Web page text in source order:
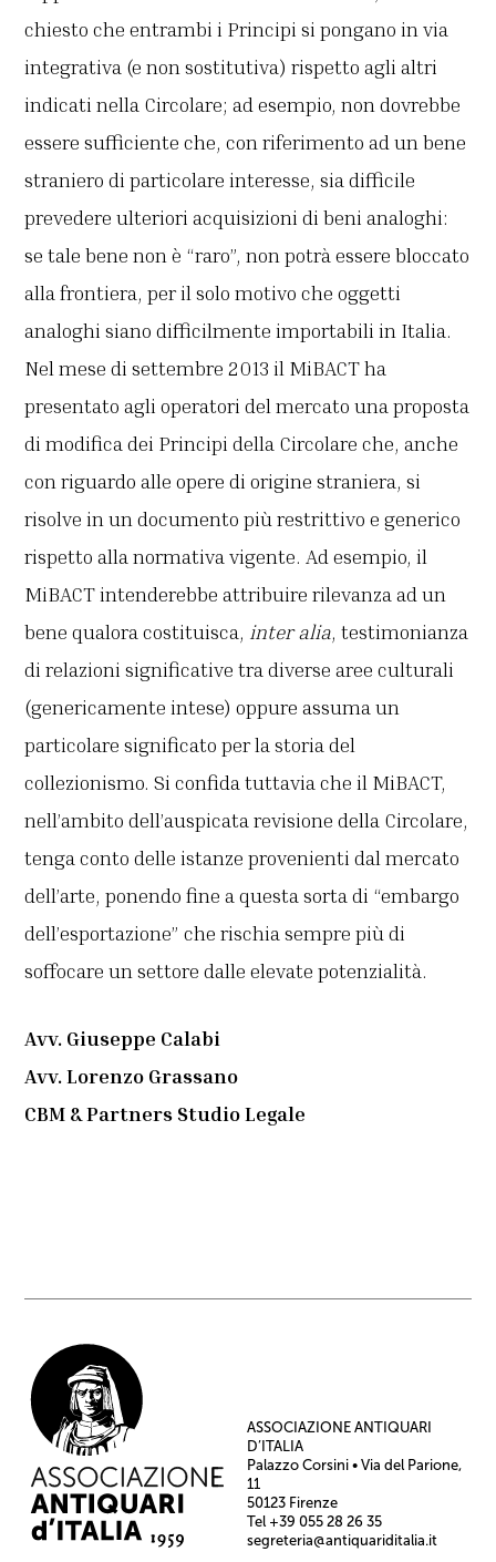
chiesto che entrambi i Principi si pongano in via
integrativa (e non sostitutiva) rispetto agli altri
indicati nella Circolare; ad esempio, non dovrebbe
essere sufficiente che, con riferimento ad un bene
straniero di particolare interesse, sia difficile
prevedere ulteriori acquisizioni di beni analoghi:
se tale bene non è “raro”, non potrà essere bloccato
alla frontiera, per il solo motivo che oggetti
analoghi siano difficilmente importabili in Italia.
Nel mese di settembre 2013 il MiBACT ha
presentato agli operatori del mercato una proposta
di modifica dei Principi della Circolare che, anche
con riguardo alle opere di origine straniera, si
risolve in un documento più restrittivo e generico
rispetto alla normativa vigente. Ad esempio, il
MiBACT intenderebbe attribuire rilevanza ad un
bene qualora costituisca, inter alia, testimonianza
di relazioni significative tra diverse aree culturali
(genericamente intese) oppure assuma un
particolare significato per la storia del
collezionismo. Si confida tuttavia che il MiBACT,
nell’ambito dell’auspicata revisione della Circolare,
tenga conto delle istanze provenienti dal mercato
dell’arte, ponendo fine a questa sorta di “embargo
dell’esportazione” che rischia sempre più di
soffocare un settore dalle elevate potenzialità.
Avv. Giuseppe Calabi
Avv. Lorenzo Grassano
CBM & Partners Studio Legale
ASSOCIAZIONE ANTIQUARI
D’ITALIA
Palazzo Corsini • Via del Parione,
11
50123 Firenze
Tel +39 055 28 26 35
segreteria@antiquariditalia.it